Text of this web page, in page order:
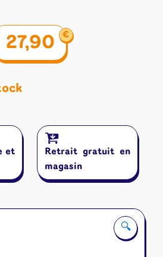
🔍
27,90 €
et
Retrait gratuit en
magasin